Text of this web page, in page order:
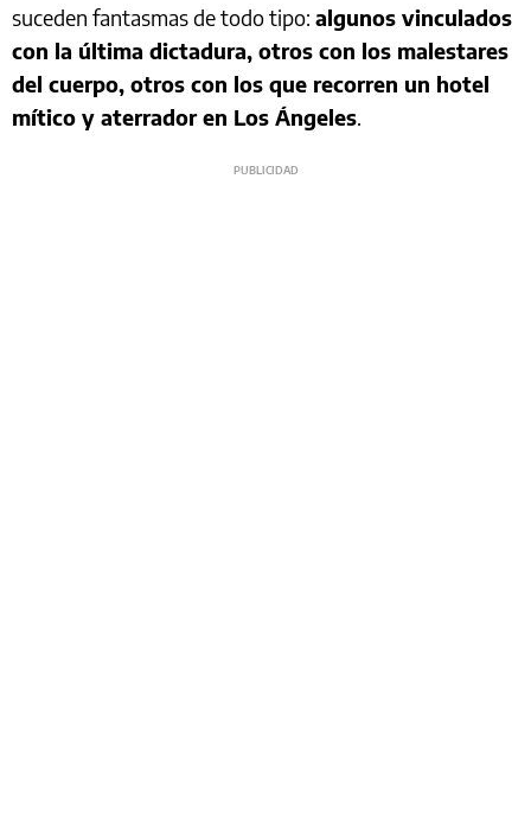
suceden fantasmas de todo tipo: algunos vinculados
con la última dictadura, otros con los malestares
del cuerpo, otros con los que recorren un hotel
mítico y aterrador en Los Ángeles.